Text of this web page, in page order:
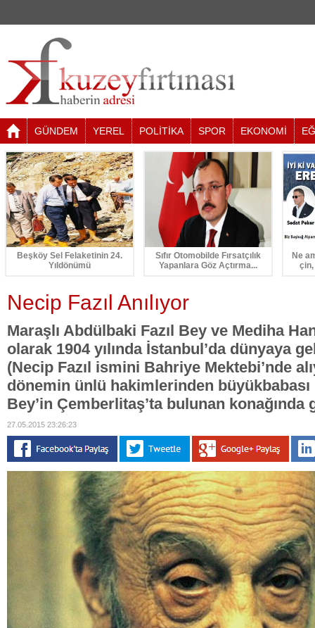
GÜNDEM YEREL POLİTİKA SPOR EKONOMİ
Beşköy Sel Felaketinin 24.
Yıldönümü
Sıfır Otomobilde Fırsatçılık
Yapanlara Göz Açtırma...
Ne
Necip Fazıl Anılıyor
Maraşlı Abdülbaki Fazıl Bey ve Mediha
olarak 1904 yılında İstanbul’da dünyaya
(Necip Fazıl ismini Bahriye Mektebi’nde
dönemin ünlü hakimlerinden
Bey’in Çemberlitaş’ta bulunan konağında
27.05.2015 23:26:23